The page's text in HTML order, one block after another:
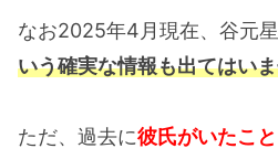
なお2025年4月現在、谷元
いう確実な情報も出てはい
ただ、過去に彼氏がいたこ